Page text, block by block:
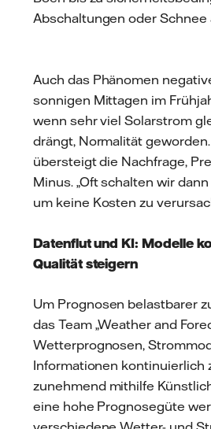
Abschaltungen oder Schnee
Auch das Phänomen
sonnigen Mittagen im
wenn sehr viel Solarstrom
drängt, Normalität
übersteigt die Nachfrage,
Minus. „Oft schalten wir
um keine Kosten zu
Datenflut und KI: Modelle
Qualität steigern
Um Prognosen belastbarer
das Team „Weather and
Wetterprognosen,
Informationen kontinuierlich
zunehmend mithilfe
eine hohe Prognosegüte